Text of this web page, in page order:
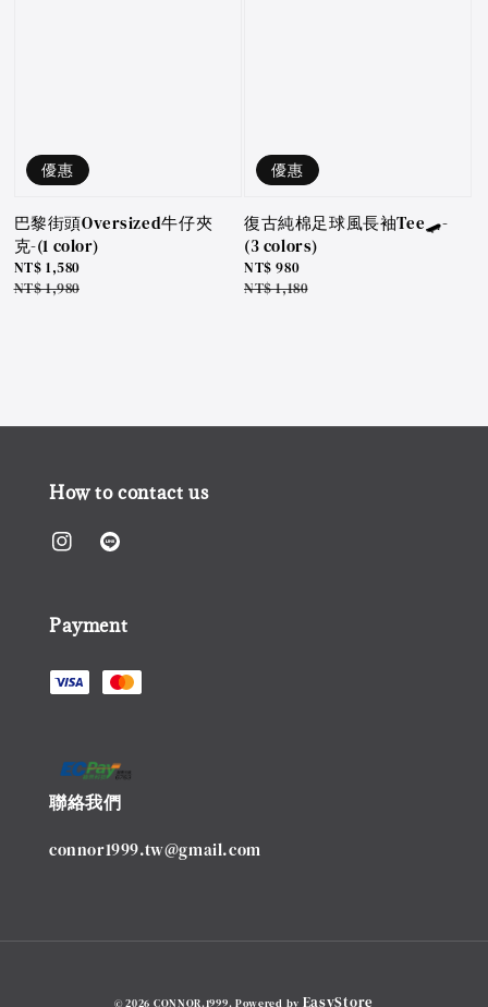
優惠
巴黎街頭Oversized牛仔夾
克-(1 color)
Sale
price
NT$ 1,580
Regular
NT$ 1,980
優惠
復古純棉足球風長袖Tee🛹-
(3 colors)
Sale
price
NT$ 980
Regular
NT$ 1,180
How to contact us
Payment
聯絡我們
connor1999.tw@gmail.com
© 2026 CONNOR.1999. Powered by EasyStore